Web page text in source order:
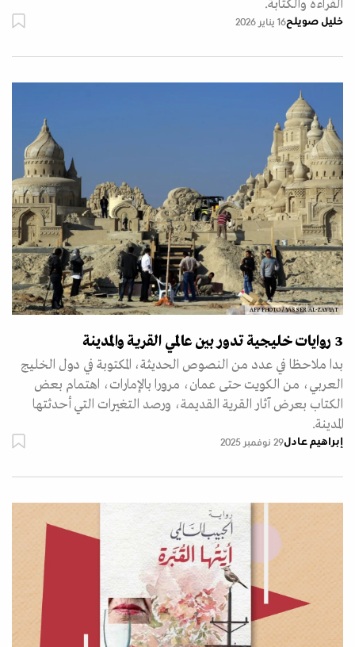
القراءة والكتابة.
خليل صويلح16 يناير 2026
AFP PHOTO / YASSER AL-ZAYYAT
3 روايات خليجية تدور بين عالمي القرية والمدينة
بدا ملاحظا في عدد من النصوص الحديثة، المكتوبة في دول الخليج
العربي، من الكويت حتى عمان، مرورا بالإمارات، اهتمام بعض
الكتاب بعرض آثار القرية القديمة، ورصد التغيرات التي أحدثتها
المدينة.
إبراهيم عادل29 نوفمبر 2025